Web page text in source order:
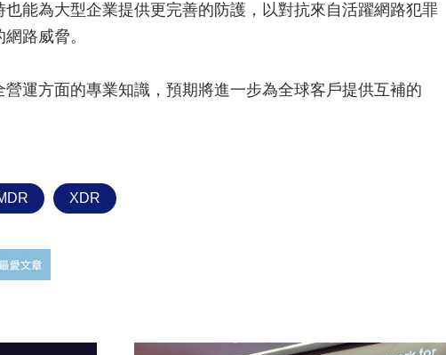
能為大型企業提供更完善的防護，以對抗來自活躍網路犯罪
路威脅。
運方面的專業知識，預期將進一步為全球客戶提供互補的
XDR